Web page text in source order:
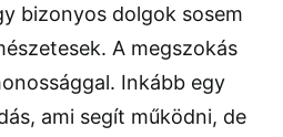
bizonyos dolgok sosem
A megszokás
Inkább egy
ami segít működni, de